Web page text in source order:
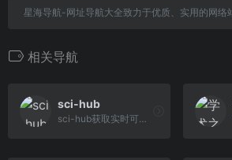
星海导航-网址导航大全致力于优质、实用的网络
相关导航
sci-hub
sci-hub获取实时可用地址，全能文献资源下载工具是一个有俄罗斯牛人开发的可以下载任意文献杂志的工具，只要输入你想要下载的文献题目、DOI等信息就可以获取到该文献的真实地址并在线浏览，当然更重要的是可以下载。